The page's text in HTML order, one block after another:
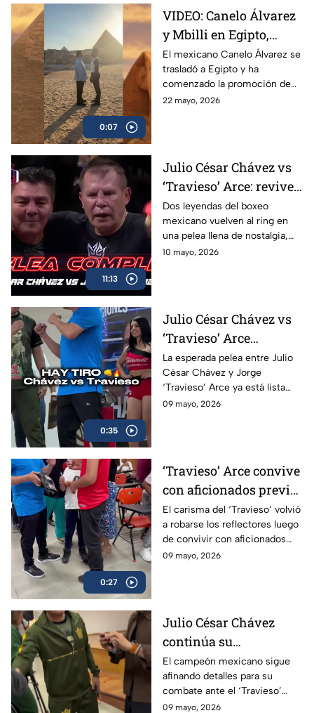
0:07
VIDEO: Canelo Álvarez
y Mbilli en Egipto,
tienen primer cara a
cara
El mexicano Canelo Álvarez se
trasladó a Egipto y ha
comenzado la promoción de
su combate ante el francés
22 mayo, 2026
11:13
Julio César Chávez vs
‘Travieso’ Arce: revive
la pelea completa en
Box Azteca
Dos leyendas del boxeo
mexicano vuelven al ring en
una pelea llena de nostalgia,
emoción y grandes momentos
10 mayo, 2026
0:35
Julio César Chávez vs
‘Travieso’ Arce
cumplen con la
báscula; habrá pelea en
Box Azteca
La esperada pelea entre Julio
César Chávez y Jorge
‘Travieso’ Arce ya está lista
luego de que ambos superaran
09 mayo, 2026
0:27
‘Travieso’ Arce convive
con aficionados previo
a su esperado combate
El carisma del ‘Travieso’ volvió
a robarse los reflectores luego
de convivir con aficionados
antes de subir al ring.
09 mayo, 2026
Julio César Chávez
continúa su
preparación para
enfrentar al ‘Travieso’
Arce
El campeón mexicano sigue
afinando detalles para su
combate ante el ‘Travieso’
Arce
09 mayo, 2026